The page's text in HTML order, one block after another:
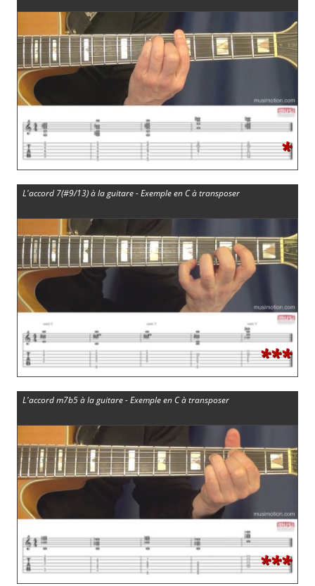
*
L'accord 7(#9/13) à la guitare - Exemple en C à transposer
***
L'accord m7b5 à la guitare - Exemple en C à transposer
***